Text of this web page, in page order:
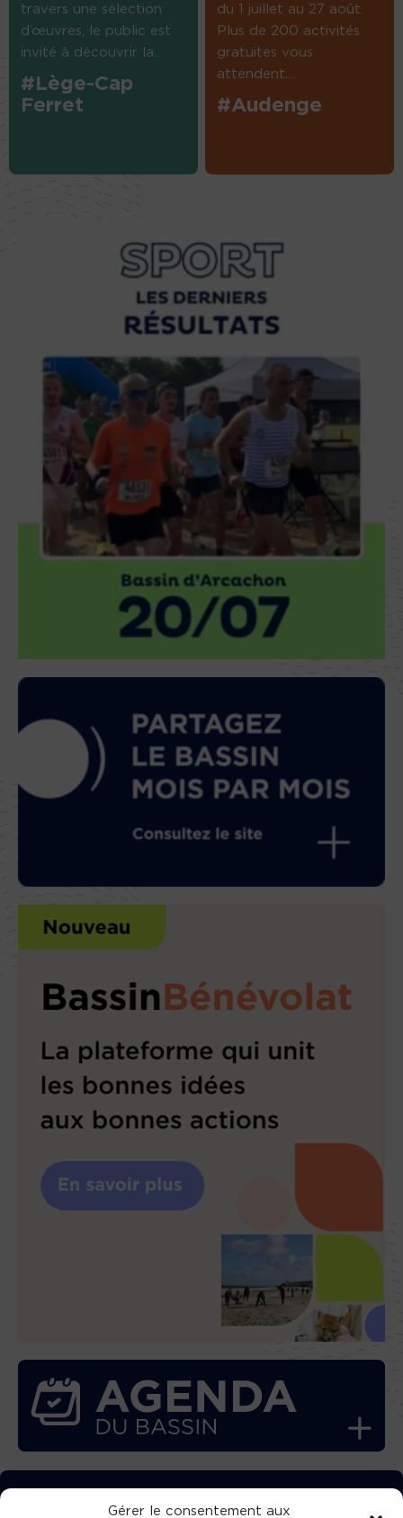
Gérer le consentement aux
travers une sélection
d’œuvres, le public est
invité à découvrir la...
#Lège-Cap
Ferret
du 1 juillet au 27 août.
Plus de 200 activités
gratuites vous
attendent....
#Audenge
TÉLÉCHARGEZ GRATUITEMENT